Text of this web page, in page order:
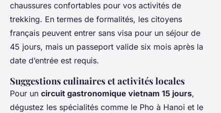
chaussures confortables pour vos activités de
trekking. En termes de formalités, les citoyens
français peuvent entrer sans visa pour un séjour de
45 jours, mais un passeport valide six mois après la
date d’entrée est requis.
Suggestions culinaires et activités locales
Pour un circuit gastronomique vietnam 15 jours,
dégustez les spécialités comme le Pho à Hanoi et le